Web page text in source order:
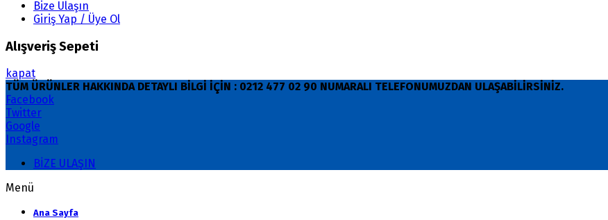
Bize Ulaşın
Giriş Yap / Üye Ol
Alışveriş Sepeti
kapat
TÜM ÜRÜNLER HAKKINDA DETAYLI BİLGİ İÇİN : 0212 477 02 90 NUMARALI TELEFONUMUZDAN ULAŞABİLİRSİNİZ.
Facebook
Twitter
Google
Instagram
BİZE ULAŞIN
Menü
Ana Sayfa